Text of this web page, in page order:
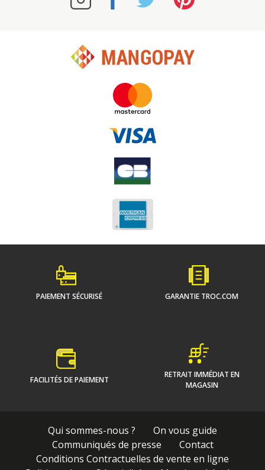
PAIEMENT SÉCURISÉ GARANTIE TROC.COM
FACILITÉS DE PAIEMENT
RETRAIT IMMÉDIAT EN
MAGASIN
Qui sommes-nous ?
On vous guide
Communiqués de presse
Contact
Conditions Contractuelles de vente en ligne